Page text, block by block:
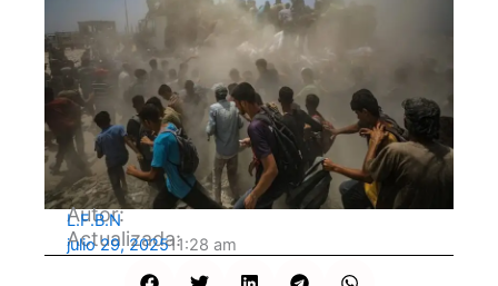
Autor:
L.F.B.N
Actualizada:
julio 29, 202511:28 am